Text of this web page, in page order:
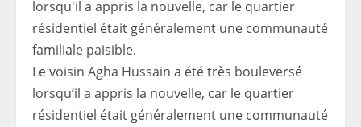
Le voisin Agha Hussain a été très bouleversé
lorsqu’il a appris la nouvelle, car le quartier
résidentiel était généralement une communauté